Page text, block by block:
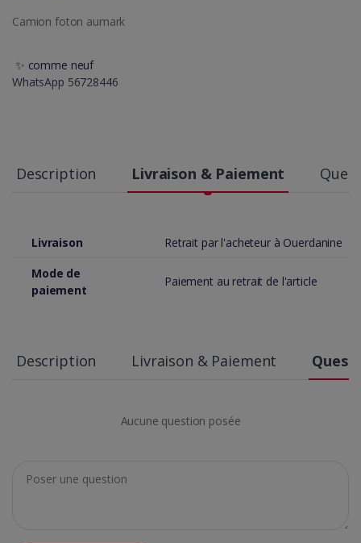
Camion foton aumark
✨ comme neuf
WhatsApp 56728446
Description Livraison & Paiement
Livraison
Retrait par l'acheteur à Ouerdanine
Mode de
paiement
Paiement au retrait de l'article
Description Livraison & Paiement
Aucune question posée